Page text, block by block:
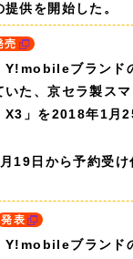
供を開始した。
売
Y!mobileブランド
いた、京セラ製ス
」を2018年1月
19日から予約受け
発表
Y!mobileブランド